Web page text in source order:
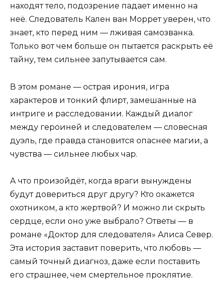
находят тело, подозрение падает именно на
неё. Следователь Кален ван Моррет уверен, что
знает, кто перед ним — лживая самозванка.
Только вот чем больше он пытается раскрыть её
тайну, тем сильнее запутывается сам.
В этом романе — острая ирония, игра
характеров и тонкий флирт, замешанные на
интриге и расследовании. Каждый диалог
между героиней и следователем — словесная
дуэль, где правда становится опаснее магии, а
чувства — сильнее любых чар.
А что произойдёт, когда враги вынуждены
будут довериться друг другу? Кто окажется
охотником, а кто жертвой? И можно ли скрыть
сердце, если оно уже выбрало? Ответы — в
романе «Доктор для следователя» Алиса Север.
Эта история заставит поверить, что любовь —
самый точный диагноз, даже если поставить
его страшнее, чем смертельное проклятие.